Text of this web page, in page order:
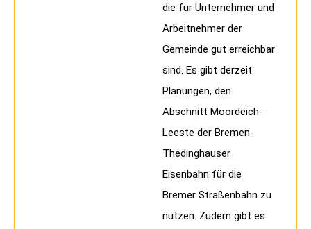
die für Unternehmer und
Arbeitnehmer der
Gemeinde gut erreichbar
sind. Es gibt derzeit
Planungen, den
Abschnitt Moordeich-
Leeste der Bremen-
Thedinghauser
Eisenbahn für die
Bremer Straßenbahn zu
nutzen. Zudem gibt es